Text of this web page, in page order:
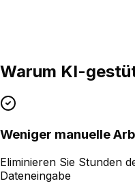
Warum KI-
Weniger manuelle
Eliminieren Sie Stunden
Dateneingabe